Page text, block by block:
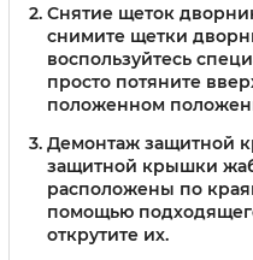
Снятие щеток
снимите щетки
воспользуйтесь
просто потяните
положенном
Демонтаж защитной
защитной крышки
расположены по
помощью
открутите их.